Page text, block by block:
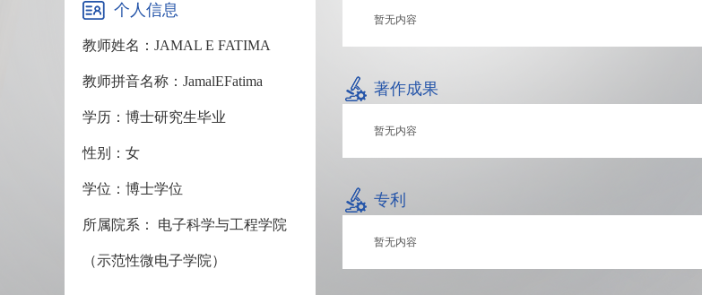
个人信息
教师姓名：JAMAL E FATIMA
教师拼音名称：JamalEFatima
学历：博士研究生毕业
性别：女
学位：博士学位
所属院系： 电子科学与工程学院
（示范性微电子学院）
暂无内容
著作成果
暂无内容
专利
暂无内容